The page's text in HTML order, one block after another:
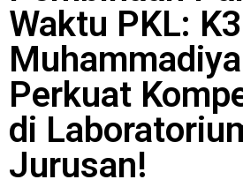
Waktu PKL:
Perkuat
di
Jurusan!